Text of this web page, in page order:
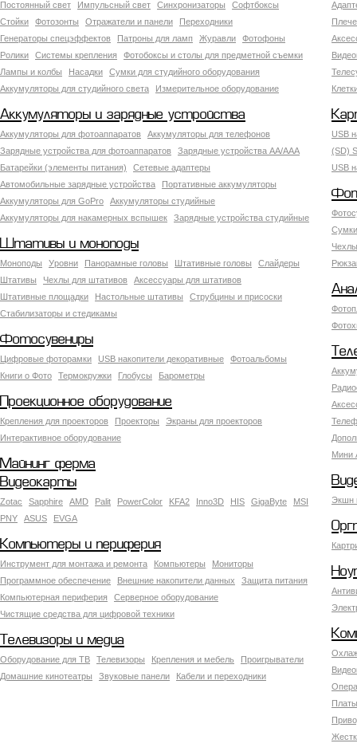
Постоянный свет Импульсный свет Синхронизаторы
Софтбоксы
Стойки
Фотозонты Отражатели и панели
Переходники
Генераторы спецэффектов
Патроны для ламп Журавли
Фотофоны
Ролики
Системы крепления
Фотобоксы и столы для предметной съемки
Лампы и колбы
Насадки
Сумки для студийного оборудования
Аккумуляторы для студийного света
Измерительное оборудование
Аккумуляторы и зарядные устройства
Аккумуляторы для фотоаппаратов
Аккумуляторы для телефонов
Зарядные устройства для фотоаппаратов
Зарядные устройства AA/AAA
Батарейки (элементы питания)
Сетевые адаптеры
Автомобильные зарядные устройства
Портативные аккумуляторы
Аккумуляторы для GoPro
Аккумуляторы студийные
Аккумуляторы для накамерных вспышек
Зарядные устройства студийные
USB
(SD)
USB
Штативы и моноподы
Моноподы Уровни Панорамные головы Штативные головы
Слайдеры
Штативы
Чехлы для штативов
Аксессуары для штативов
Штативные площадки
Настольные штативы
Струбцины и присоски
Стабилизаторы и стедикамы
Фотосувениры
Цифровые фоторамки USB накопители декоративные
Фотоальбомы
Книги о Фото
Термокружки Глобусы Барометры
Мини
Проекционное оборудование
Крепления для проекторов Проекторы
Экраны для проекторов
Интерактивное оборудование
Майнинг ферма
Экшн
Видеокарты
Zotac Sapphire AMD Palit PowerColor KFA2 Inno3D HIS GigaByte
MSI
PNY
ASUS EVGA
Компьютеры и периферия
Инструмент для монтажа и ремонта Компьютеры
Мониторы
Программное обеспечение
Внешние накопители данных
Защита питания
Компьютерная периферия
Серверное оборудование
Чистящие средства для цифровой техники
Телевизоры и медиа
Оборудование для ТВ Телевизоры Крепления и мебель
Проигрыватели
Домашние кинотеатры
Звуковые панели Кабели и переходники